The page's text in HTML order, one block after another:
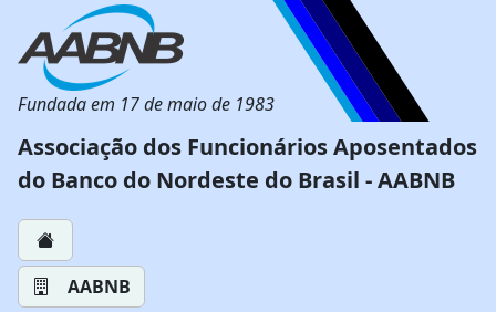
Fundada em 17 de maio de 1983
Associação dos Funcionários Aposentados
do Banco do Nordeste do Brasil - AABNB
AABNB